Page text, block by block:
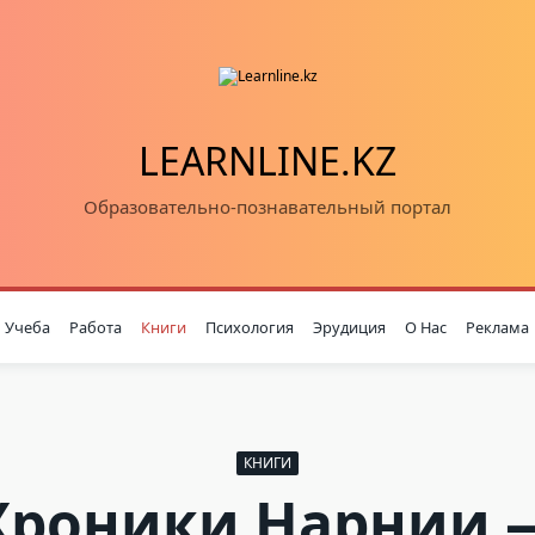
LEARNLINE.KZ
Образовательно-познавательный портал
Учеба Работа Книги Психология Эрудиция О Нас Реклама
КНИГИ